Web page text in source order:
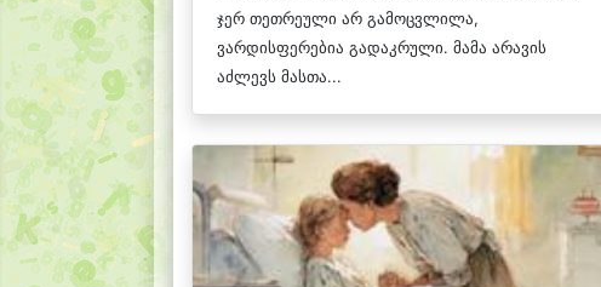
ჯერ თეთრეული არ გამოცვლილა,
ვარდისფერებია გადაკრული. მამა არავის
აძლევს მასთა...